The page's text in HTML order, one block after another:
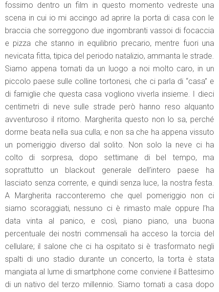
fossimo dentro un film in questo momento vedreste una
scena in cui io mi accingo ad aprire la porta di casa con le
braccia che sorreggono due ingombranti vassoi di focaccia
e pizza che stanno in equilibrio precario, mentre fuori una
nevicata fitta, tipica del periodo natalizio, ammanta le strade.
Siamo appena tornati da un luogo a noi molto caro, in un
piccolo paese sulle colline tortonesi, che ci parla di “casa” e
di famiglie che questa casa vogliono viverla insieme. I dieci
centimetri di neve sulle strade però hanno reso alquanto
avventuroso il ritorno. Margherita questo non lo sa, perché
dorme beata nella sua culla; e non sa che ha appena vissuto
un pomeriggio diverso dal solito. Non solo la neve ci ha
colto di sorpresa, dopo settimane di bel tempo, ma
soprattutto un blackout generale dell’intero paese ha
lasciato senza corrente, e quindi senza luce, la nostra festa.
A Margherita racconteremo che quel pomeriggio non ci
siamo scoraggiati, nessuno ci è rimasto male oppure l’ha
data vinta al panico, e così, piano piano, una buona
percentuale dei nostri commensali ha acceso la torcia del
cellulare; il salone che ci ha ospitato si è trasformato negli
spalti di uno stadio durante un concerto, la torta è stata
mangiata al lume di smartphone come conviene il Battesimo
di un nativo del terzo millennio. Siamo tornati a casa dopo